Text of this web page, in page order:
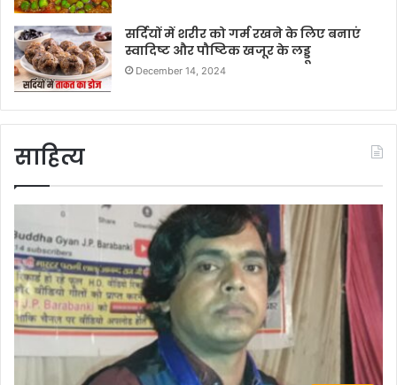
सर्दियों में शरीर को गर्म रखने के लिए बनाएं
स्वादिष्ट और पौष्टिक खजूर के लड्डू
December 14, 2024
साहित्य